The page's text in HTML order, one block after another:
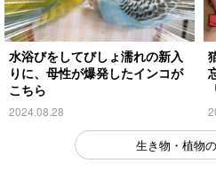
水浴びをしてびしょ濡れの新入
りに、母性が爆発したインコが
こちら
2024.08.28
生き物・植物